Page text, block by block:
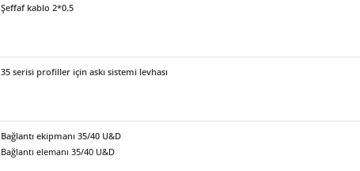
Şeffaf kablo 2*0.5
35 serisi profiller için askı sistemi levhası
Bağlantı ekipmanı 35/40 U&D
Bağlantı elemanı 35/40 U&D